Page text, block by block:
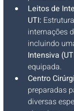
Leitos de
UTI:
internações
incluindo
Intensiva
equipada.
Centro
preparadas
diversas